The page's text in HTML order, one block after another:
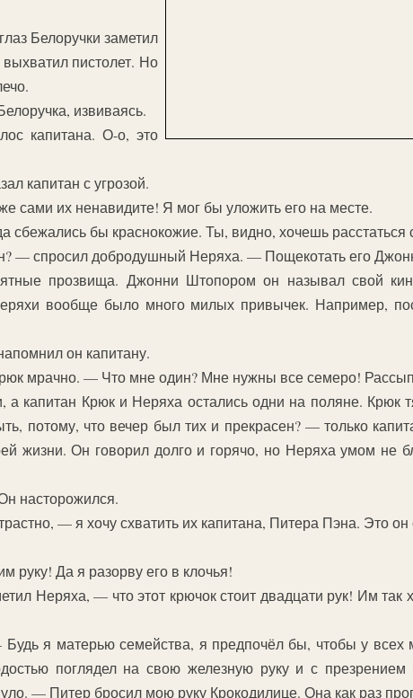
Белоручки заметил
пистолет. Но
извиваясь.
капитана. О-о, это
капитан с угрозой.
сами их ненавидите! Я мог бы уложить его на месте.
сбежались бы краснокожие. Ты, видно, хочешь расстаться
— спросил добродушный Неряха. — Пощекотать его
прозвища. Джонни Штопором он называл свой
вообще было много милых привычек. Например,
он капитану.
мрачно. — Что мне один? Мне нужны все семеро!
капитан Крюк и Неряха остались одни на поляне. Крюк
потому, что вечер был тих и прекрасен? — только
жизни. Он говорил долго и горячо, но Неряха умом не
насторожился.
— я хочу схватить их капитана, Питера Пэна. Это он
руку! Да я разорву его в клочья!
Неряха, — что этот крючок стоит двадцати рук! Им так
я матерью семейства, я предпочёл бы, чтобы у всех
поглядел на свою железную руку и с
— Питер бросил мою руку Крокодилице. Она как раз